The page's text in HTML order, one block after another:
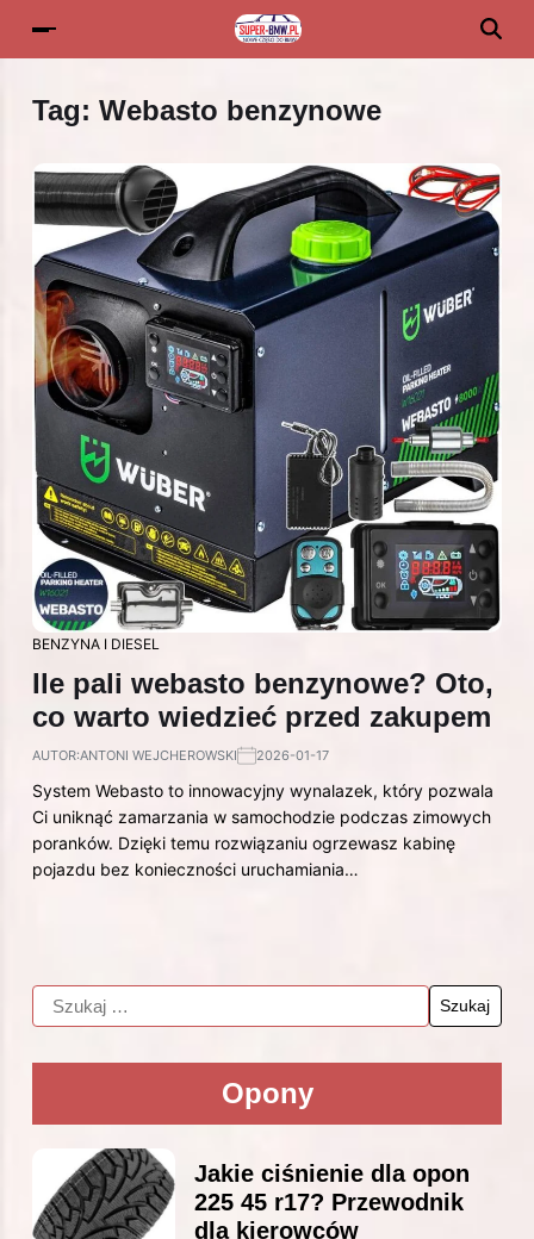
Tag: Webasto benzynowe
BENZYNA I DIESEL
Ile pali webasto benzynowe? Oto,
co warto wiedzieć przed zakupem
AUTOR:ANTONI WEJCHEROWSKI 2026-01-17
System Webasto to innowacyjny wynalazek, który pozwala
Ci uniknąć zamarzania w samochodzie podczas zimowych
poranków. Dzięki temu rozwiązaniu ogrzewasz kabinę
pojazdu bez konieczności uruchamiania…
Opony
Jakie ciśnienie dla opon
225 45 r17? Przewodnik
dla kierowców